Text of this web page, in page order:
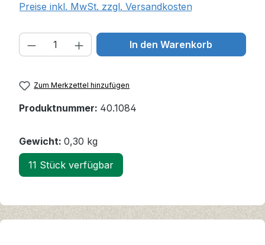
Preise inkl. MwSt. zzgl. Versandkosten
Produkt Anzahl: Gib den
In den Warenkorb
Zum Merkzettel hinzufügen
Produktnummer: 40.1084
Gewicht: 0,30 kg
11 Stück verfügbar